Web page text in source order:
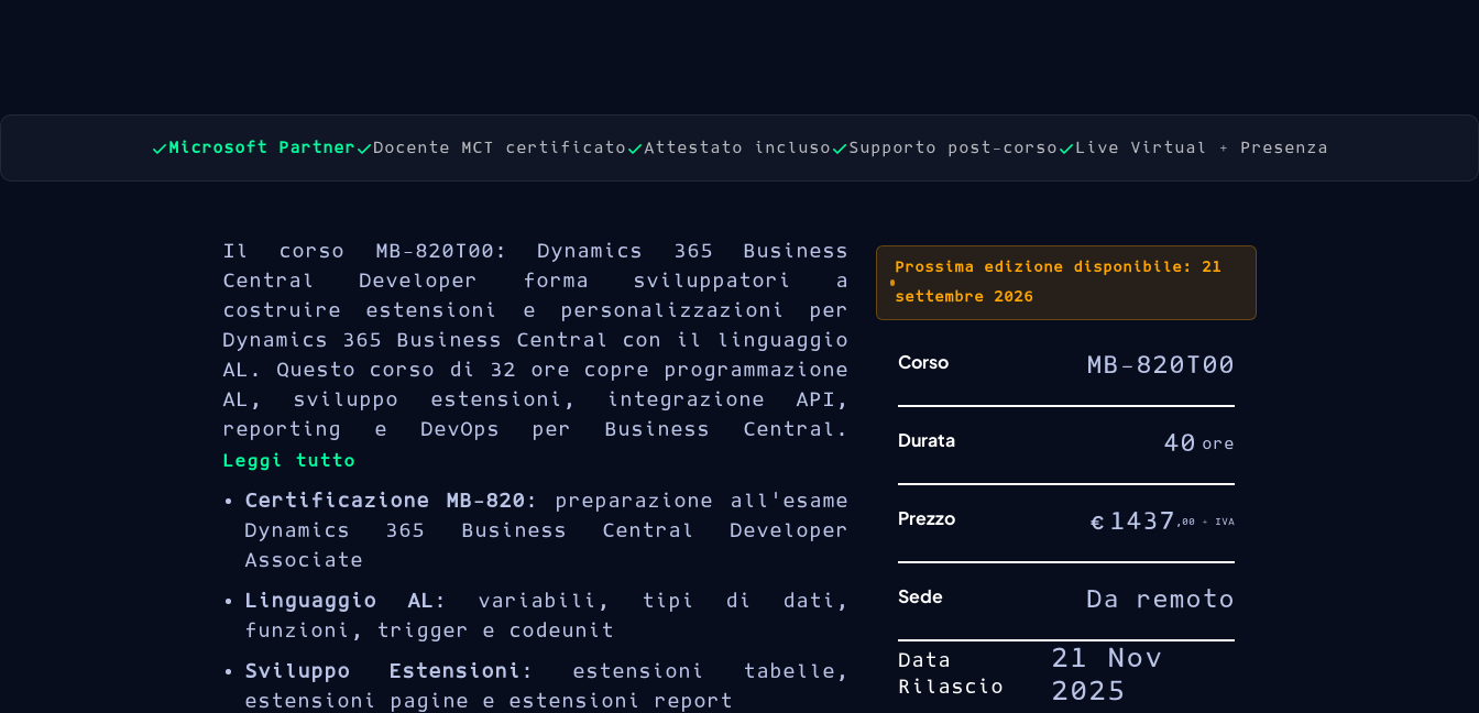
Microsoft Partner Docente MCT certificato Attestato incluso Supporto post-corso Live Virtual + Presenza
Il corso MB-820T00: Dynamics 365 Business
Central Developer forma sviluppatori a
costruire estensioni e personalizzazioni per
Dynamics 365 Business Central con il linguaggio
AL. Questo corso di 32 ore copre programmazione
AL, sviluppo estensioni, integrazione API,
reporting e DevOps per Business Central.
Leggi tutto
Certificazione MB-820 : preparazione all'esame
Dynamics 365 Business Central Developer
Associate
Linguaggio AL : variabili, tipi di dati,
funzioni, trigger e codeunit
Sviluppo Estensioni : estensioni tabelle,
estensioni pagine e estensioni report
Prossima edizione disponibile: 21
settembre 2026
Corso MB-820T00
Durata 40 ore
Prezzo € 1437 ,00 + IVA
Sede Da remoto
Data
Rilascio
21 Nov
2025